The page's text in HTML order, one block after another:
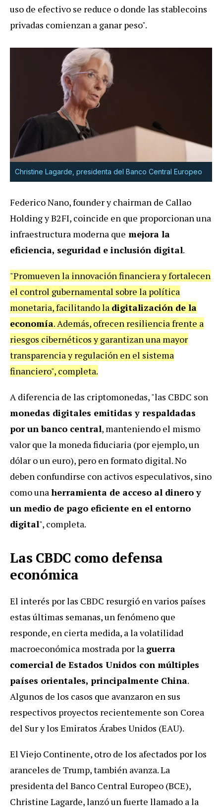
uso de efectivo se reduce o donde las stablecoins
privadas comienzan a ganar peso".
Christine Lagarde, presidenta del Banco Central Europeo
Federico Nano, founder y chairman de Callao
Holding y B2FI, coincide en que proporcionan una
infraestructura moderna que mejora la
eficiencia, seguridad e inclusión digital.
"Promueven la innovación financiera y fortalecen
el control gubernamental sobre la política
monetaria, facilitando la digitalización de la
economía. Además, ofrecen resiliencia frente a
riesgos cibernéticos y garantizan una mayor
transparencia y regulación en el sistema
financiero", completa.
A diferencia de las criptomonedas, "las CBDC son
monedas digitales emitidas y respaldadas
por un banco central, manteniendo el mismo
valor que la moneda fiduciaria (por ejemplo, un
dólar o un euro), pero en formato digital. No
deben confundirse con activos especulativos, sino
como una herramienta de acceso al dinero y
un medio de pago eficiente en el entorno
digital", completa.
Las CBDC como defensa
económica
El interés por las CBDC resurgió en varios países
estas últimas semanas, un fenómeno que
responde, en cierta medida, a la volatilidad
macroeconómica mostrada por la guerra
comercial de Estados Unidos con múltiples
países orientales, principalmente China.
Algunos de los casos que avanzaron en sus
respectivos proyectos recientemente son Corea
del Sur y los Emiratos Árabes Unidos (EAU).
El Viejo Continente, otro de los afectados por los
aranceles de Trump, también avanza. La
presidenta del Banco Central Europeo (BCE),
Christine Lagarde, lanzó un fuerte llamado a la